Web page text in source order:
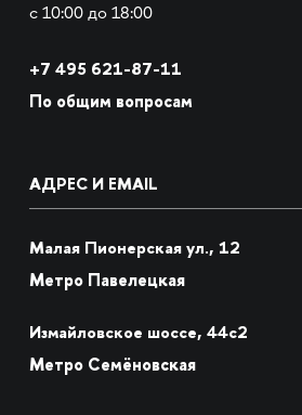
с 10:00 до 18:00
+7 495 621-87-11
По общим вопросам
АДРЕС И EMAIL
Малая Пионерская ул., 12
Метро Павелецкая
Измайловское шоссе, 44с2
Метро Семёновская